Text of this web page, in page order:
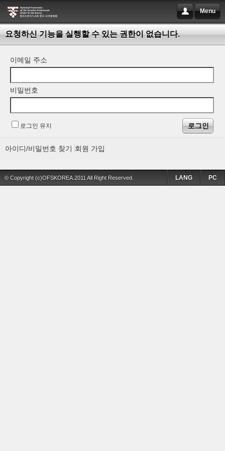
Menu
요청하신 기능을 실행할 수 있는 권한이 없습니다.
이메일 주소
비밀번호
로그인 유지
아이디/비밀번호 찾기 회원 가입
© Copyright (c)OFSKOREA.2011 All Right Reserved. PC
LANG